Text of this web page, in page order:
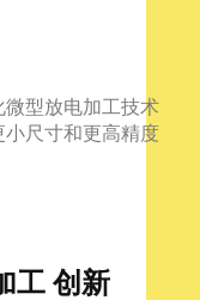
型放电加工技术
尺寸和更高精度
工 创新